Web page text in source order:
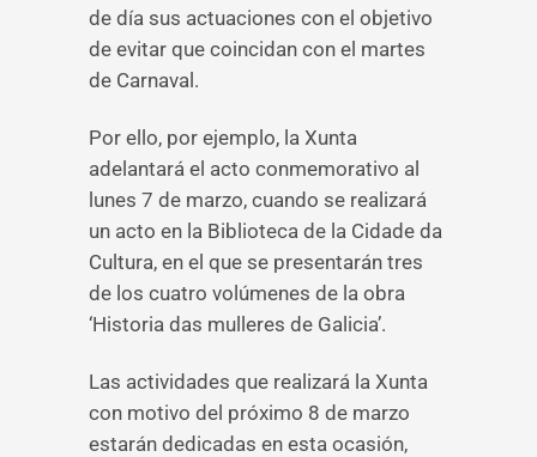
de día sus actuaciones con el objetivo
de evitar que coincidan con el martes
de Carnaval.
Por ello, por ejemplo, la Xunta
adelantará el acto conmemorativo al
lunes 7 de marzo, cuando se realizará
un acto en la Biblioteca de la Cidade da
Cultura, en el que se presentarán tres
de los cuatro volúmenes de la obra
‘Historia das mulleres de Galicia’.
Las actividades que realizará la Xunta
con motivo del próximo 8 de marzo
estarán dedicadas en esta ocasión,